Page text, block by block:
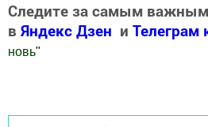
Следите за самым
в Яндекс Дзен и Телеграм
новь"